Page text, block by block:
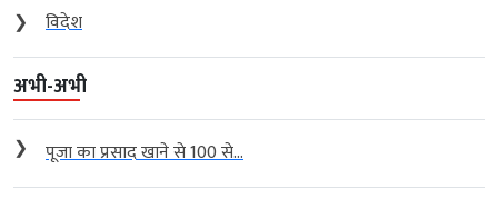
❯
विदेश
अभी-अभी
❯ पूजा का प्रसाद खाने से 100 से...